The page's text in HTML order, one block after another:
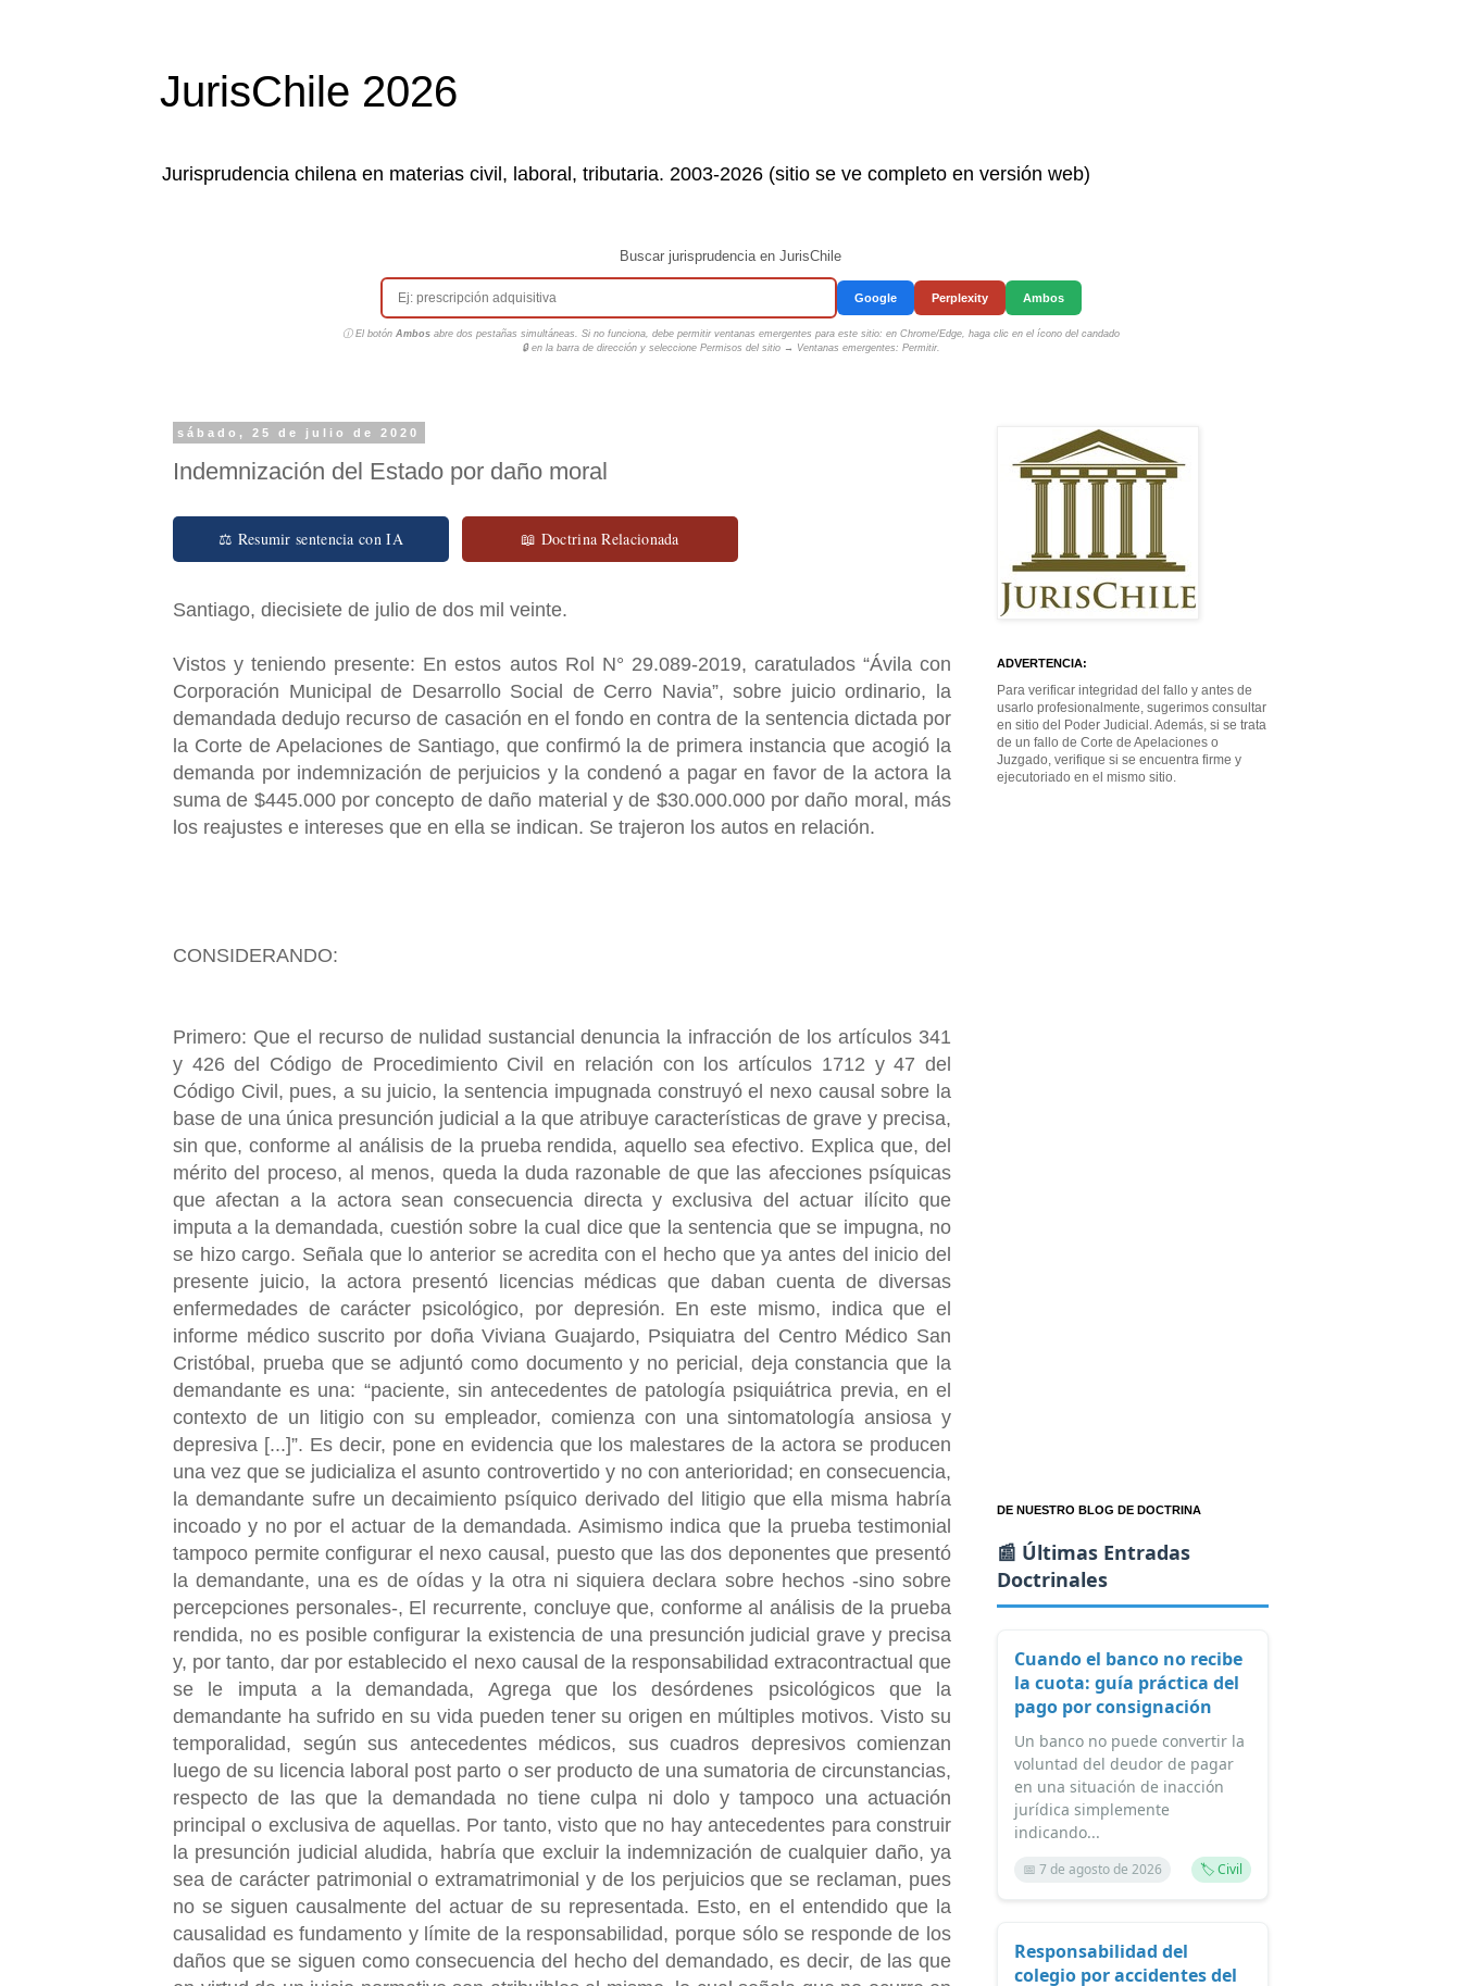
JurisChile 2026
Jurisprudencia chilena en materias civil, laboral, tributaria. 2003-2026 (sitio se ve completo en versión web)
Buscar jurisprudencia en JurisChile
Google Perplexity Ambos
ⓘ El botón Ambosabre dos pestañas simultáneas. Si no funciona, debe permitir ventanas emergentes para este sitio: en Chrome/Edge, haga clic en el ícono del candado
🔒 en la barra de dirección y seleccione Permisos del sitio → Ventanas emergentes: Permitir.
sábado, 25 de julio de 2020
Indemnización del Estado por daño moral
⚖ Resumir sentencia con IA 📖 Doctrina Relacionada
Santiago, diecisiete de julio de dos mil veinte.
Vistos y teniendo presente: En estos autos Rol N° 29.089-2019, caratulados “Ávila con
Corporación Municipal de Desarrollo Social de Cerro Navia”, sobre juicio ordinario, la
demandada dedujo recurso de casación en el fondo en contra de la sentencia dictada por
la Corte de Apelaciones de Santiago, que confirmó la de primera instancia que acogió la
demanda por indemnización de perjuicios y la condenó a pagar en favor de la actora la
suma de $445.000 por concepto de daño material y de $30.000.000 por daño moral, más
los reajustes e intereses que en ella se indican. Se trajeron los autos en relación.
CONSIDERANDO:
Primero: Que el recurso de nulidad sustancial denuncia la infracción de los artículos 341
y 426 del Código de Procedimiento Civil en relación con los artículos 1712 y 47 del
Código Civil, pues, a su juicio, la sentencia impugnada construyó el nexo causal sobre la
base de una única presunción judicial a la que atribuye características de grave y precisa,
sin que, conforme al análisis de la prueba rendida, aquello sea efectivo. Explica que, del
mérito del proceso, al menos, queda la duda razonable de que las afecciones psíquicas
que afectan a la actora sean consecuencia directa y exclusiva del actuar ilícito que
imputa a la demandada, cuestión sobre la cual dice que la sentencia que se impugna, no
se hizo cargo. Señala que lo anterior se acredita con el hecho que ya antes del inicio del
presente juicio, la actora presentó licencias médicas que daban cuenta de diversas
enfermedades de carácter psicológico, por depresión. En este mismo, indica que el
informe médico suscrito por doña Viviana Guajardo, Psiquiatra del Centro Médico San
Cristóbal, prueba que se adjuntó como documento y no pericial, deja constancia que la
demandante es una: “paciente, sin antecedentes de patología psiquiátrica previa, en el
contexto de un litigio con su empleador, comienza con una sintomatología ansiosa y
depresiva [...]”. Es decir, pone en evidencia que los malestares de la actora se producen
una vez que se judicializa el asunto controvertido y no con anterioridad; en consecuencia,
la demandante sufre un decaimiento psíquico derivado del litigio que ella misma habría
incoado y no por el actuar de la demandada. Asimismo indica que la prueba testimonial
tampoco permite configurar el nexo causal, puesto que las dos deponentes que presentó
la demandante, una es de oídas y la otra ni siquiera declara sobre hechos -sino sobre
percepciones personales-, El recurrente, concluye que, conforme al análisis de la prueba
rendida, no es posible configurar la existencia de una presunción judicial grave y precisa
y, por tanto, dar por establecido el nexo causal de la responsabilidad extracontractual que
se le imputa a la demandada, Agrega que los desórdenes psicológicos que la
demandante ha sufrido en su vida pueden tener su origen en múltiples motivos. Visto su
temporalidad, según sus antecedentes médicos, sus cuadros depresivos comienzan
luego de su licencia laboral post parto o ser producto de una sumatoria de circunstancias,
respecto de las que la demandada no tiene culpa ni dolo y tampoco una actuación
principal o exclusiva de aquellas. Por tanto, visto que no hay antecedentes para construir
la presunción judicial aludida, habría que excluir la indemnización de cualquier daño, ya
sea de carácter patrimonial o extramatrimonial y de los perjuicios que se reclaman, pues
no se siguen causalmente del actuar de su representada. Esto, en el entendido que la
causalidad es fundamento y límite de la responsabilidad, porque sólo se responde de los
daños que se siguen como consecuencia del hecho del demandado, es decir, de las que
ADVERTENCIA:
Para verificar integridad del fallo y antes de
usarlo profesionalmente, sugerimos consultar
en sitio del Poder Judicial. Además, si se trata
de un fallo de Corte de Apelaciones o
Juzgado, verifique si se encuentra firme y
ejecutoriado en el mismo sitio.
DE NUESTRO BLOG DE DOCTRINA
📰 Últimas Entradas
Doctrinales
Cuando el banco no recibe
la cuota: guía práctica del
pago por consignación
Un banco no puede convertir la
voluntad del deudor de pagar
en una situación de inacción
jurídica simplemente
indicando...
📅 7 de agosto de 2026 🏷️ Civil
Responsabilidad del
colegio por accidentes del